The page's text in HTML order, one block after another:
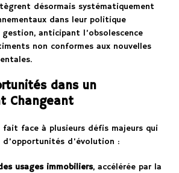
désormais systématiquement
dans leur politique
anticipant l’obsolescence
non conformes aux nouvelles
dans un
Changeant
fait face à plusieurs défis majeurs qui
d’évolution :
usages immobiliers, accélérée par la